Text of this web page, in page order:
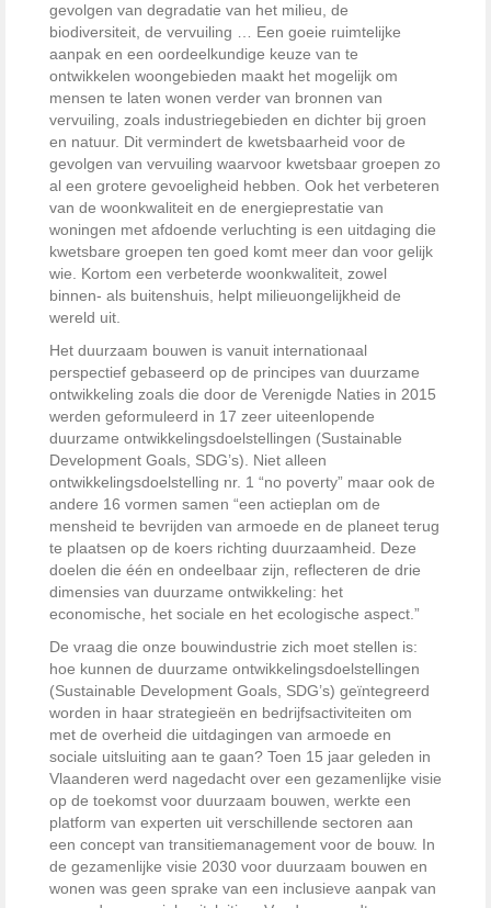
gevolgen van degradatie van het milieu, de
biodiversiteit, de vervuiling … Een goeie ruimtelijke
aanpak en een oordeelkundige keuze van te
ontwikkelen woongebieden maakt het mogelijk om
mensen te laten wonen verder van bronnen van
vervuiling, zoals industriegebieden en dichter bij groen
en natuur. Dit vermindert de kwetsbaarheid voor de
gevolgen van vervuiling waarvoor kwetsbaar groepen zo
al een grotere gevoeligheid hebben. Ook het verbeteren
van de woonkwaliteit en de energieprestatie van
woningen met afdoende verluchting is een uitdaging die
kwetsbare groepen ten goed komt meer dan voor gelijk
wie. Kortom een verbeterde woonkwaliteit, zowel
binnen- als buitenshuis, helpt milieuongelijkheid de
wereld uit.
Het duurzaam bouwen is vanuit internationaal
perspectief gebaseerd op de principes van duurzame
ontwikkeling zoals die door de Verenigde Naties in 2015
werden geformuleerd in 17 zeer uiteenlopende
duurzame ontwikkelingsdoelstellingen (Sustainable
Development Goals, SDG’s). Niet alleen
ontwikkelingsdoelstelling nr. 1 “no poverty” maar ook de
andere 16 vormen samen “een actieplan om de
mensheid te bevrijden van armoede en de planeet terug
te plaatsen op de koers richting duurzaamheid. Deze
doelen die één en ondeelbaar zijn, reflecteren de drie
dimensies van duurzame ontwikkeling: het
economische, het sociale en het ecologische aspect.”
De vraag die onze bouwindustrie zich moet stellen is:
hoe kunnen de duurzame ontwikkelingsdoelstellingen
(Sustainable Development Goals, SDG’s) geïntegreerd
worden in haar strategieën en bedrijfsactiviteiten om
met de overheid die uitdagingen van armoede en
sociale uitsluiting aan te gaan? Toen 15 jaar geleden in
Vlaanderen werd nagedacht over een gezamenlijke visie
op de toekomst voor duurzaam bouwen, werkte een
platform van experten uit verschillende sectoren aan
een concept van transitiemanagement voor de bouw. In
de gezamenlijke visie 2030 voor duurzaam bouwen en
wonen was geen sprake van een inclusieve aanpak van